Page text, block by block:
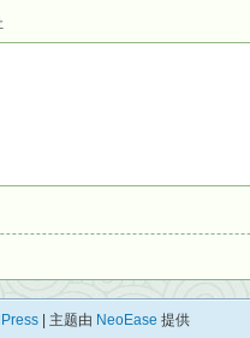
| 主题由 NeoEase 提供